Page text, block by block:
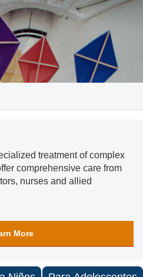
treatment of complex
comprehensive care from
nurses and allied
More